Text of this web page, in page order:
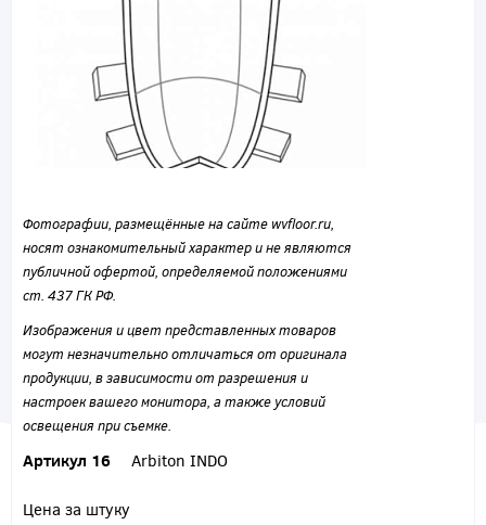
Фотографии, размещённые на сайте wvfloor.ru,
носят ознакомительный характер и не являются
публичной офертой, определяемой положениями
ст. 437 ГК РФ.
Изображения и цвет представленных товаров
могут незначительно отличаться от оригинала
продукции, в зависимости от разрешения и
настроек вашего монитора, а также условий
освещения при съемке.
Артикул 16 Arbiton INDO
Цена за штуку